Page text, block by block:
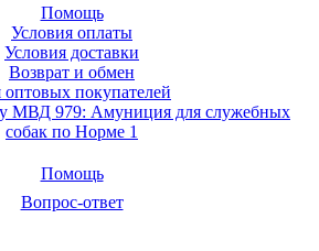
Помощь
Условия оплаты
Условия доставки
Возврат и обмен
оптовых покупателей
МВД 979: Амуниция для служебных
собак по Норме 1
Помощь
Вопрос-ответ